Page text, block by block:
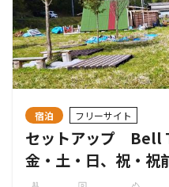
宿泊 フリーサイト
セットアップ Bell
金・土・日、祝・祝